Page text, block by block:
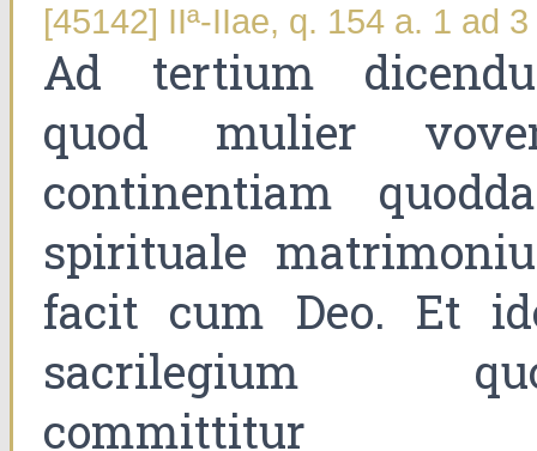
[45142] IIª-IIae, q. 154 a. 1 ad 3
Ad tertium
quod mulier
continentiam
spirituale
facit cum Deo. Et
sacrilegium
committitur